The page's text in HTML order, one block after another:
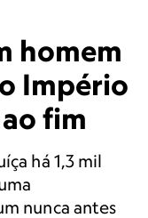
homem
Império
fim
há 1,3 mil
nunca antes